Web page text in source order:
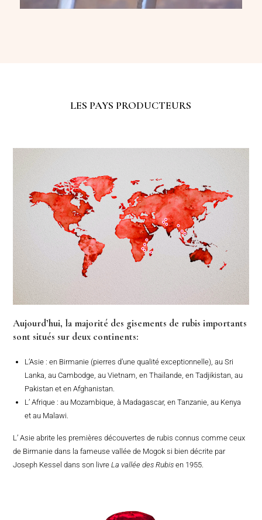
LES PAYS PRODUCTEURS
Aujourd’hui, la majorité des gisements de rubis importants
sont situés sur deux continents:
L’Asie : en Birmanie (pierres d’une qualité exceptionnelle), au Sri
Lanka, au Cambodge, au Vietnam, en Thaïlande, en Tadjikistan, au
Pakistan et en Afghanistan.
L’ Afrique : au Mozambique, à Madagascar, en Tanzanie, au Kenya
et au Malawi.
L’ Asie abrite les premières découvertes de rubis connus comme ceux
de Birmanie dans la fameuse vallée de Mogok si bien décrite par
Joseph Kessel dans son livreLa vallée des Rubis en 1955.